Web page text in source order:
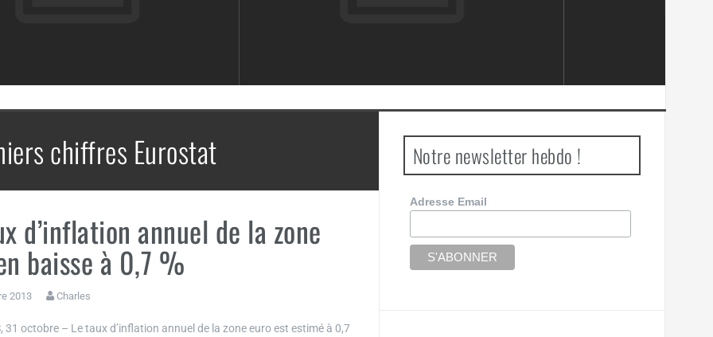
chiffres Eurostat
d’inflation annuel de la zone
baisse à 0,7 %
2013 Charles
31 octobre – Le taux d’inflation annuel de la zone euro est estimé à 0,7
Notre newsletter hebdo !
Adresse Email